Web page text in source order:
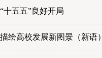
十五五”良好开局
绘高校发展新图景（新语）